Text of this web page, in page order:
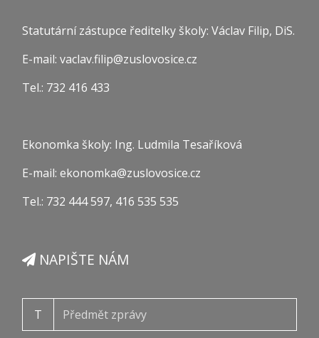
Statutární zástupce ředitelky školy: Václav Filip, DiS.
E-mail: vaclav.filip@zuslovosice.cz
Tel.: 732 416 433
Ekonomka školy: Ing. Ludmila Tesaříková
E-mail: ekonomka@zuslovosice.cz
Tel.: 732 444 597, 416 535 535
NAPIŠTE NÁM
T